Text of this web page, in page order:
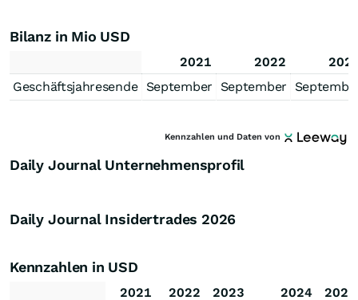
Bilanz in Mio USD
2021 2022
Geschäftsjahresende
September September
Kennzahlen und Daten von
Daily Journal Unternehmensprofil
Daily Journal Insidertrades 2026
Kennzahlen in USD
2021 2022 2023 2024
2025